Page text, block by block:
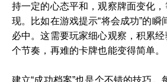
持一定的心态平和，观察牌面变化，
现。比如在游戏提示“将会成功”的瞬
必中。这需要玩家细心观察，积累
个节奏，再难的卡牌也能变得简单。
建立“成功档案”也是个不错的技巧。